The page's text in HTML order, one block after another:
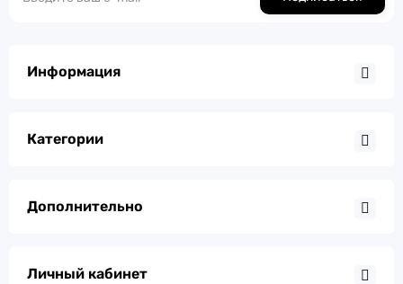
Информация
Категории
Дополнительно
Личный кабинет